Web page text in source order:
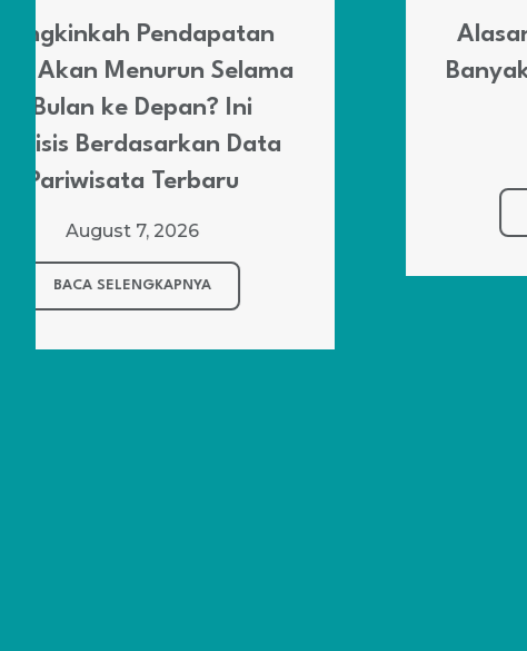
Alasan Banyak yang Lebih
Banyak Memilih Culinary Art
di tahun 2026
August 6, 2026